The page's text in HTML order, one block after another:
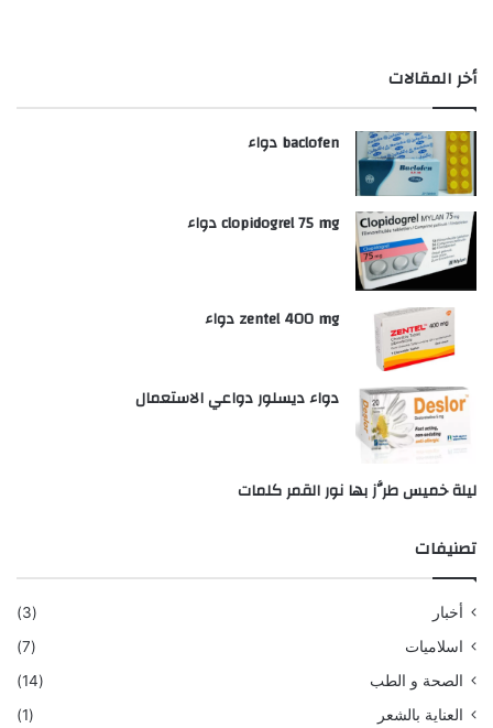
أخر المقالات
baclofen دواء
clopidogrel 75 mg دواء
zentel 400 mg دواء
دواء ديسلور دواعي الاستعمال
ليلة خميس طرَّز بها نور القمر كلمات
تصنيفات
أخبار
(3)
اسلاميات
(7)
الصحة و الطب
(14)
العناية بالشعر
(1)